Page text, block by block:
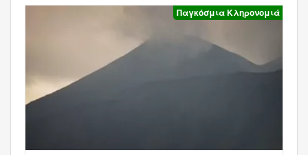
Παγκόσμια Κληρονομιά